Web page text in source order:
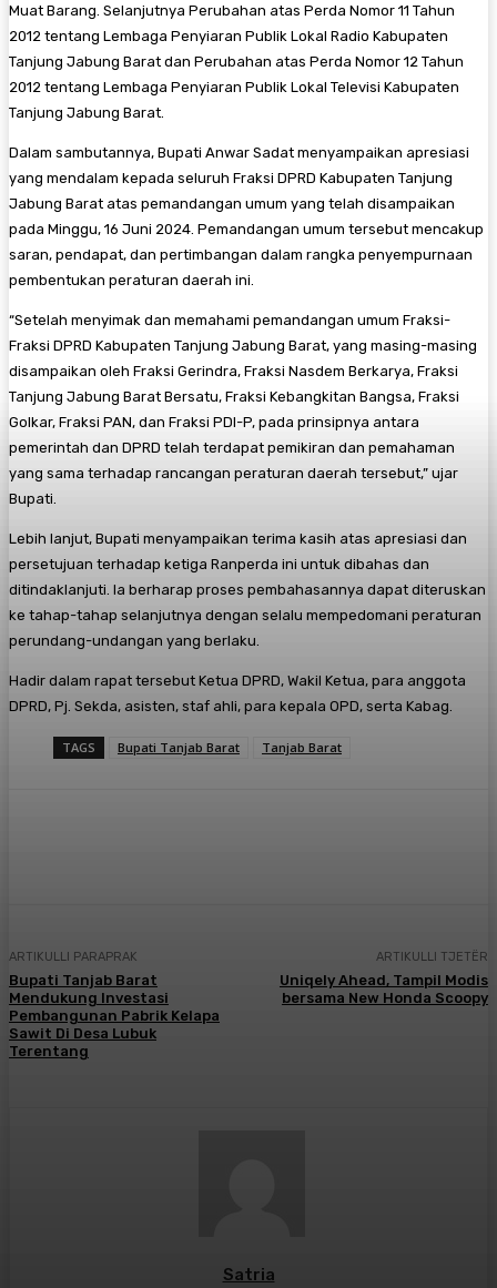
Muat Barang. Selanjutnya Perubahan atas Perda Nomor 11 Tahun
2012 tentang Lembaga Penyiaran Publik Lokal Radio Kabupaten
Tanjung Jabung Barat dan Perubahan atas Perda Nomor 12 Tahun
2012 tentang Lembaga Penyiaran Publik Lokal Televisi Kabupaten
Tanjung Jabung Barat.
Dalam sambutannya, Bupati Anwar Sadat menyampaikan apresiasi
yang mendalam kepada seluruh Fraksi DPRD Kabupaten Tanjung
Jabung Barat atas pemandangan umum yang telah disampaikan
pada Minggu, 16 Juni 2024. Pemandangan umum tersebut mencakup
saran, pendapat, dan pertimbangan dalam rangka penyempurnaan
pembentukan peraturan daerah ini.
“Setelah menyimak dan memahami pemandangan umum Fraksi-
Fraksi DPRD Kabupaten Tanjung Jabung Barat, yang masing-masing
disampaikan oleh Fraksi Gerindra, Fraksi Nasdem Berkarya, Fraksi
Tanjung Jabung Barat Bersatu, Fraksi Kebangkitan Bangsa, Fraksi
Golkar, Fraksi PAN, dan Fraksi PDI-P, pada prinsipnya antara
pemerintah dan DPRD telah terdapat pemikiran dan pemahaman
yang sama terhadap rancangan peraturan daerah tersebut,” ujar
Bupati.
Lebih lanjut, Bupati menyampaikan terima kasih atas apresiasi dan
persetujuan terhadap ketiga Ranperda ini untuk dibahas dan
ditindaklanjuti. Ia berharap proses pembahasannya dapat diteruskan
ke tahap-tahap selanjutnya dengan selalu mempedomani peraturan
perundang-undangan yang berlaku.
Hadir dalam rapat tersebut Ketua DPRD, Wakil Ketua, para anggota
DPRD, Pj. Sekda, asisten, staf ahli, para kepala OPD, serta Kabag.
TAGS Bupati Tanjab Barat Tanjab Barat
ARTIKULLI PARAPRAK
Bupati Tanjab Barat
Mendukung Investasi
Pembangunan Pabrik Kelapa
Sawit Di Desa Lubuk
Terentang
ARTIKULLI TJETËR
Uniqely Ahead, Tampil Modis
bersama New Honda Scoopy
Satria